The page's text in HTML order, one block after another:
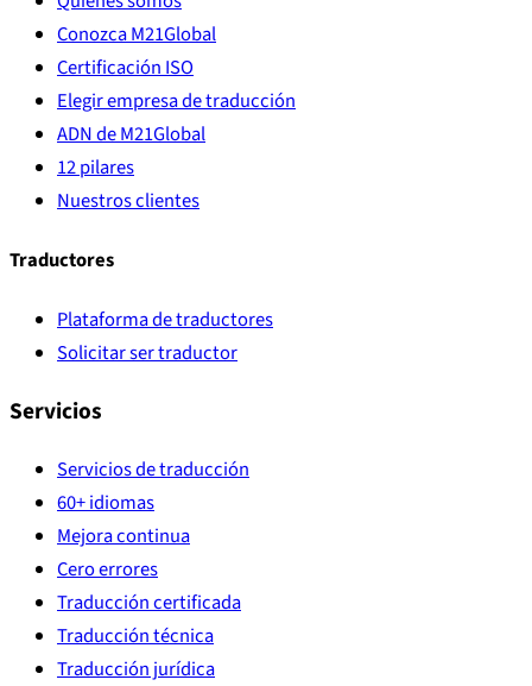
Conozca M21Global
Certificación ISO
Elegir empresa de traducción
ADN de M21Global
12 pilares
Nuestros clientes
Traductores
Plataforma de traductores
Solicitar ser traductor
Servicios
Servicios de traducción
60+ idiomas
Mejora continua
Cero errores
Traducción certificada
Traducción técnica
Traducción jurídica